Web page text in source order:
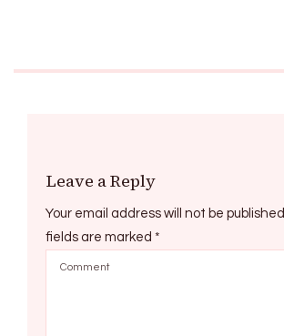
Leave a Reply
Your email address will not be published.
fields are marked *